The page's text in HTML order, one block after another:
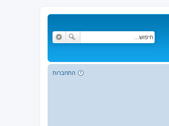
התחברות